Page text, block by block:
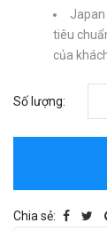
Japan
tiêu
của
Số lượng:
Chia sẻ: